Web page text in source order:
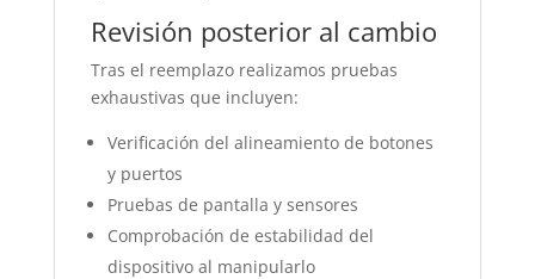
Revisión posterior al cambio
Tras el reemplazo realizamos pruebas
exhaustivas que incluyen:
Verificación del alineamiento de botones
y puertos
Pruebas de pantalla y sensores
Comprobación de estabilidad del
dispositivo al manipularlo